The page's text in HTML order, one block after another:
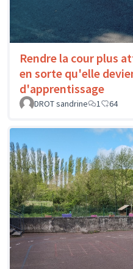
Rendre la cour plus
en sorte qu'elle
d'apprentissage
DROT sandrine 1 64